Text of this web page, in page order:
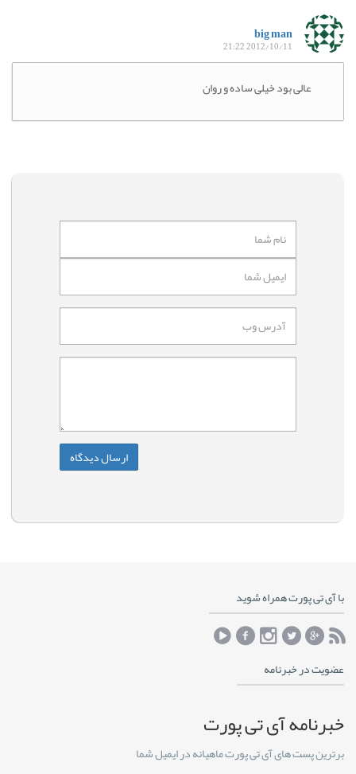
big man
2012/10/11 21:22
عالی بود خیلی ساده و روان
با آی تی پورت همراه شوید
عضویت در خبرنامه
خبرنامه آی تی پورت
برترین پست های آی تی پورت ماهیانه در ایمیل شما